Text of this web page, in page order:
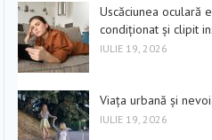
Uscăciunea oculară
condiționat și clipit
IULIE 19, 2026
Viața urbană și
IULIE 19, 2026